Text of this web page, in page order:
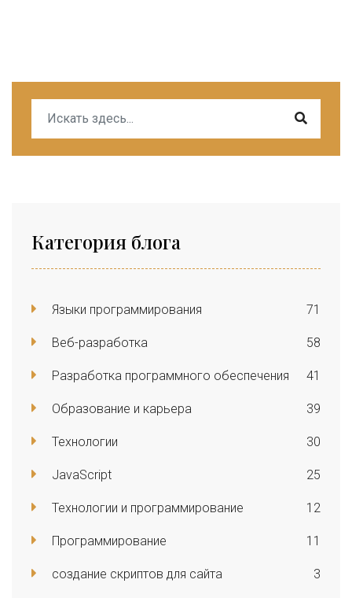
Категория блога
Языки программирования 71
Веб-разработка 58
Разработка программного обеспечения 41
Образование и карьера 39
Технологии 30
JavaScript 25
Технологии и программирование 12
Программирование 11
создание скриптов для сайта 3